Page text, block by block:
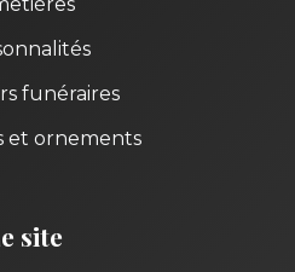
funéraires
et ornements
site